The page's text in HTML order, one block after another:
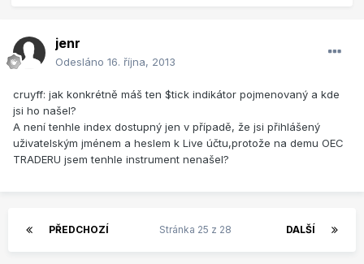
jenr
Odesláno 16. října, 2013
cruyff: jak konkrétně máš ten $tick indikátor pojmenovaný a kde
jsi ho našel?
A není tenhle index dostupný jen v případě, že jsi přihlášený
uživatelským jménem a heslem k Live účtu,protože na demu OEC
TRADERU jsem tenhle instrument nenašel?
PŘEDCHOZÍ DALŠÍ
Stránka 25 z 28